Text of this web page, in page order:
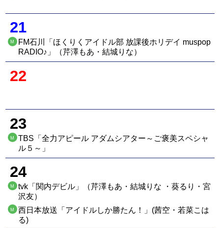
21
M
FM石川「ほくりくアイドル部 放課後ホリデイ muspop
RADIO♪」（芹澤もあ・結城りな）
22
23
M
TBS「全力アピール アダムシアター～ご褒美スペシャ
ル５～」
24
M
tvk「関内デビル」（芹澤もあ・結城りな ・葵るり・宮
沢友）
M
西日本放送「アイドルしか勝たん！」(茜空・若菜こは
る)